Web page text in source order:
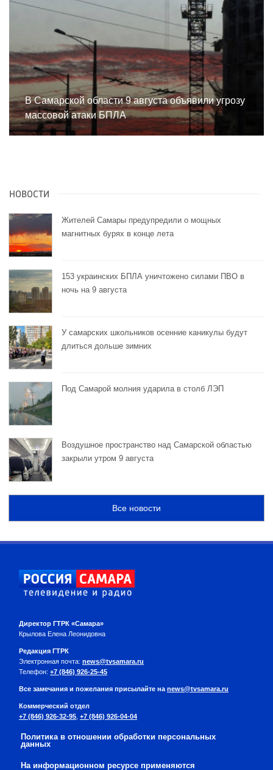
В Самарской области 9 августа объявили угрозу
массовой атаки БПЛА
НОВОСТИ
Жителей Самары предупредили о мощных
магнитных бурях в конце лета
153 украинских БПЛА уничтожено силами ПВО в
ночь на 9 августа
У самарских школьников осенние каникулы будут
длиться дольше зимних
Под Самарой молния ударила в столб ЛЭП
Воздушное пространство над Самарской областью
закрыли утром 9 августа
Все новости
Директор ГТРК «Самара»
Крылова Елена Леонидовна
Редакция ГТРК
Электронная почта: news@tvsamara.ru
Телефон: +7 (846) 926-25-45
Все замечания и пожелания присылайте на news@tvsamara.ru
Коммерческий отдел
+7 (846) 926-32-95 +7 (846) 926-04-04
Политика в отношении обработки персональных
данных
На информационном ресурсе применяются